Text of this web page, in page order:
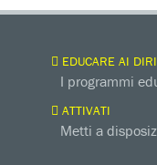
EDUCARE AI
I programmi
ATTIVATI
Metti a